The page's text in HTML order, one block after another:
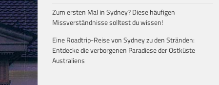
Zum ersten Mal in Sydney? Diese häufigen
Missverständnisse solltest du wissen!
Eine Roadtrip-Reise von Sydney zu den Stränden:
Entdecke die verborgenen Paradiese der Ostküste
Australiens